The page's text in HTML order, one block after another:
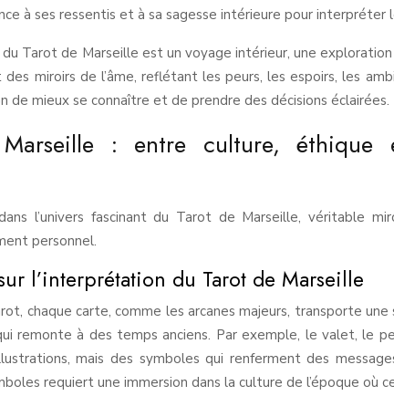
à ses ressentis et à sa sagesse intérieure pour interpréter
Tarot de Marseille est un voyage intérieur, une
miroirs de l’âme, reflétant les peurs, les espoirs, les
de mieux se connaître et de prendre des décisions éclairées.
: entre culture, éthique
l’univers fascinant du Tarot de Marseille, véritable
personnel.
l’interprétation du Tarot de Marseille
chaque carte, comme les arcanes majeurs, transporte
remonte à des temps anciens. Par exemple, le valet, le
mais des symboles qui renferment des
requiert une immersion dans la culture de l’époque où